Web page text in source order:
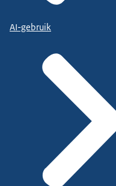
AI-gebruik